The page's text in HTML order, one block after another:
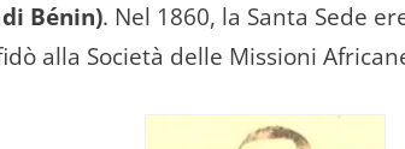
Bénin). Nel 1860, la Santa Sede
alla Società delle Missioni